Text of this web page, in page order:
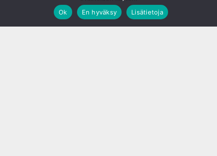
Ok
En hyväksy Lisätietoja